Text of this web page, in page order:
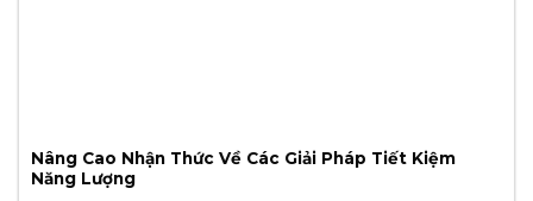
Nâng Cao Nhận Thức Về Các Giải Pháp Tiết Kiệm
Năng Lượng